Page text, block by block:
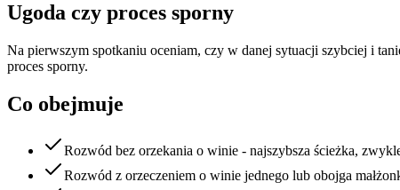
Ugoda czy proces sporny
Na pierwszym spotkaniu oceniam, czy w danej sytuacji szybciej i
proces sporny.
Co obejmuje
Rozwód bez orzekania o winie - najszybsza ścieżka,
Rozwód z orzeczeniem o winie jednego lub obojga